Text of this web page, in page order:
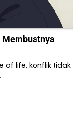
Membuatnya
of life, konflik tidak